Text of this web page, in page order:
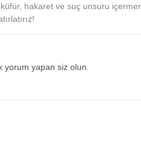
hakaret ve suç unsuru
yorum yapan siz olun.